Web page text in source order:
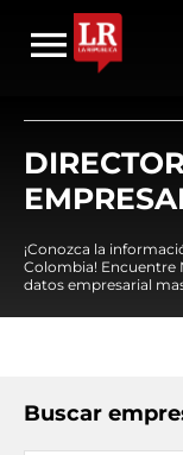
¡Conozca la
Colombia! Encuentre
datos empresarial
Buscar